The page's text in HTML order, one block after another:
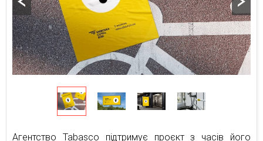
Агентство Tabasco підтримує проєкт з часів його